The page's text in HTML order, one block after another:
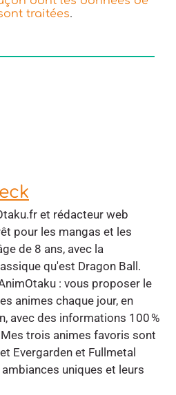
traitées.
et rédacteur web
pour les mangas et les
de 8 ans, avec la
qu'est Dragon Ball.
: vous proposer le
animes chaque jour, en
avec des informations 100 %
trois animes favoris sont
Evergarden et Fullmetal
uniques et leurs